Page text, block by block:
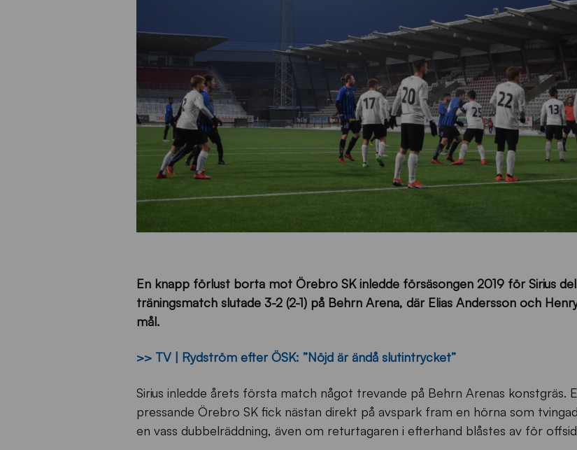
En knapp förlust borta mot Örebro SK inledde försäsongen 2019 för Sirius
träningsmatch slutade 3-2 (2-1) på Behrn Arena, där Elias Andersson och
mål.
>> TV | Rydström efter ÖSK: ”Nöjd är ändå slutintrycket”
Sirius inledde årets första match något trevande på Behrn Arenas konstgräs.
pressande Örebro SK fick nästan direkt på avspark fram en hörna som
en vass dubbelräddning, även om returtagaren i efterhand blåstes av för